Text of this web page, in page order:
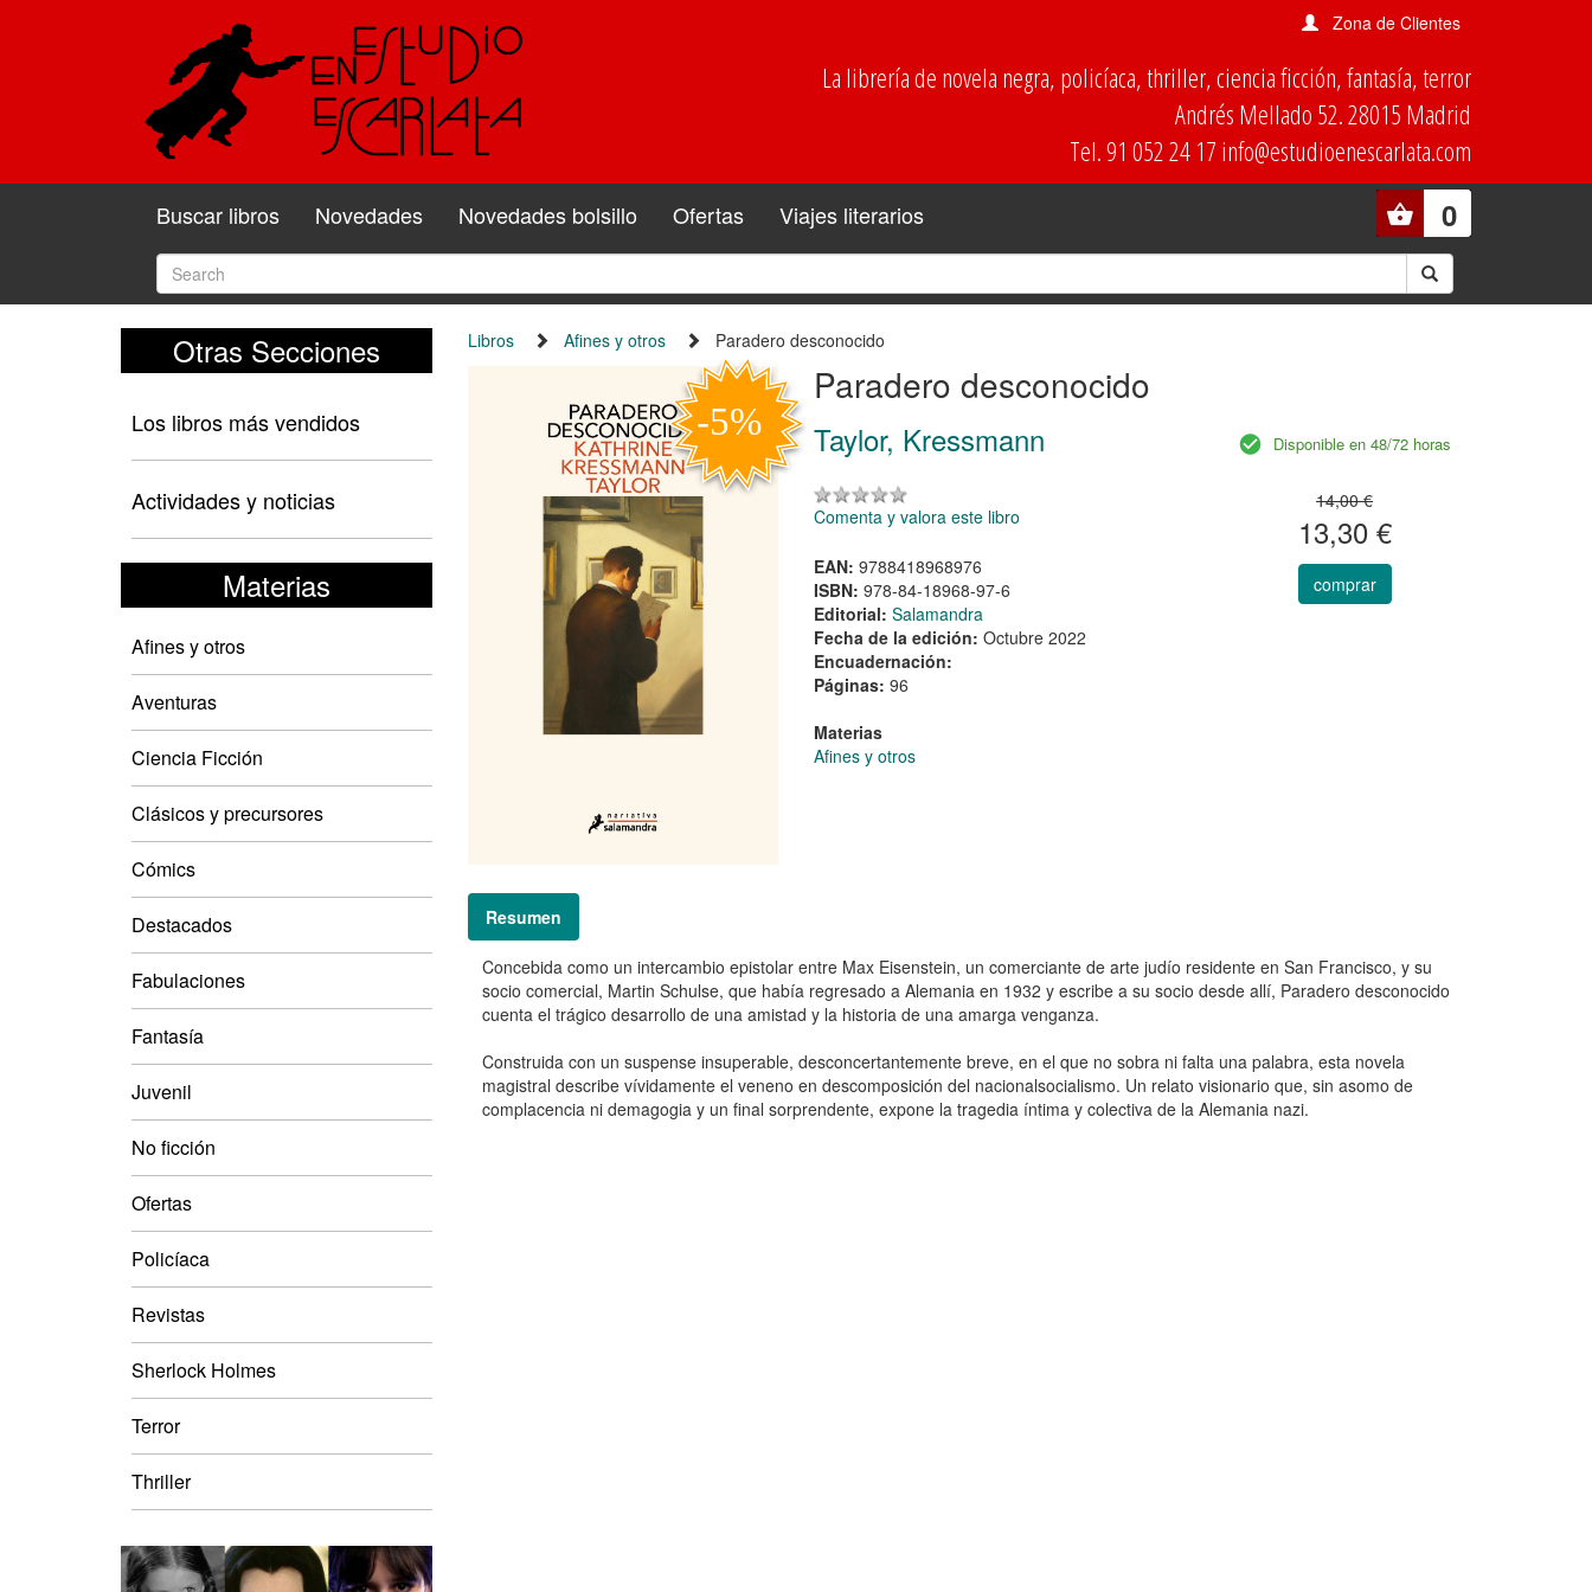
Zona de Clientes
La librería de novela negra, policíaca, thriller, ciencia ficción, fantasía, terror
Andrés Mellado 52. 28015 Madrid
Tel. 91 052 24 17 info@estudioenescarlata.com
0
Buscar libros Novedades Novedades bolsillo Ofertas Viajes literarios
Otras Secciones
Los libros más vendidos
Actividades y noticias
Materias
Afines y otros
Aventuras
Ciencia Ficción
Clásicos y precursores
Cómics
Destacados
Fabulaciones
Fantasía
Juvenil
No ficción
Ofertas
Policíaca
Revistas
Sherlock Holmes
Terror
Thriller
Libros Afines y otros Paradero desconocido
Paradero desconocido
Taylor, Kressmann
Comenta y valora este libro
EAN: 9788418968976
ISBN: 978-84-18968-97-6
Editorial: Salamandra
Fecha de la edición: Octubre 2022
Encuadernación:
Páginas: 96
Materias
Afines y otros
Disponible en 48/72 horas
14,00 €
13,30 €
comprar
Resumen
Concebida como un intercambio epistolar entre Max Eisenstein, un comerciante de arte judío residente en San Francisco, y su
socio comercial, Martin Schulse, que había regresado a Alemania en 1932 y escribe a su socio desde allí, Paradero desconocido
cuenta el trágico desarrollo de una amistad y la historia de una amarga venganza.
Construida con un suspense insuperable, desconcertantemente breve, en el que no sobra ni falta una palabra, esta novela
magistral describe vívidamente el veneno en descomposición del nacionalsocialismo. Un relato visionario que, sin asomo de
complacencia ni demagogia y un final sorprendente, expone la tragedia íntima y colectiva de la Alemania nazi.